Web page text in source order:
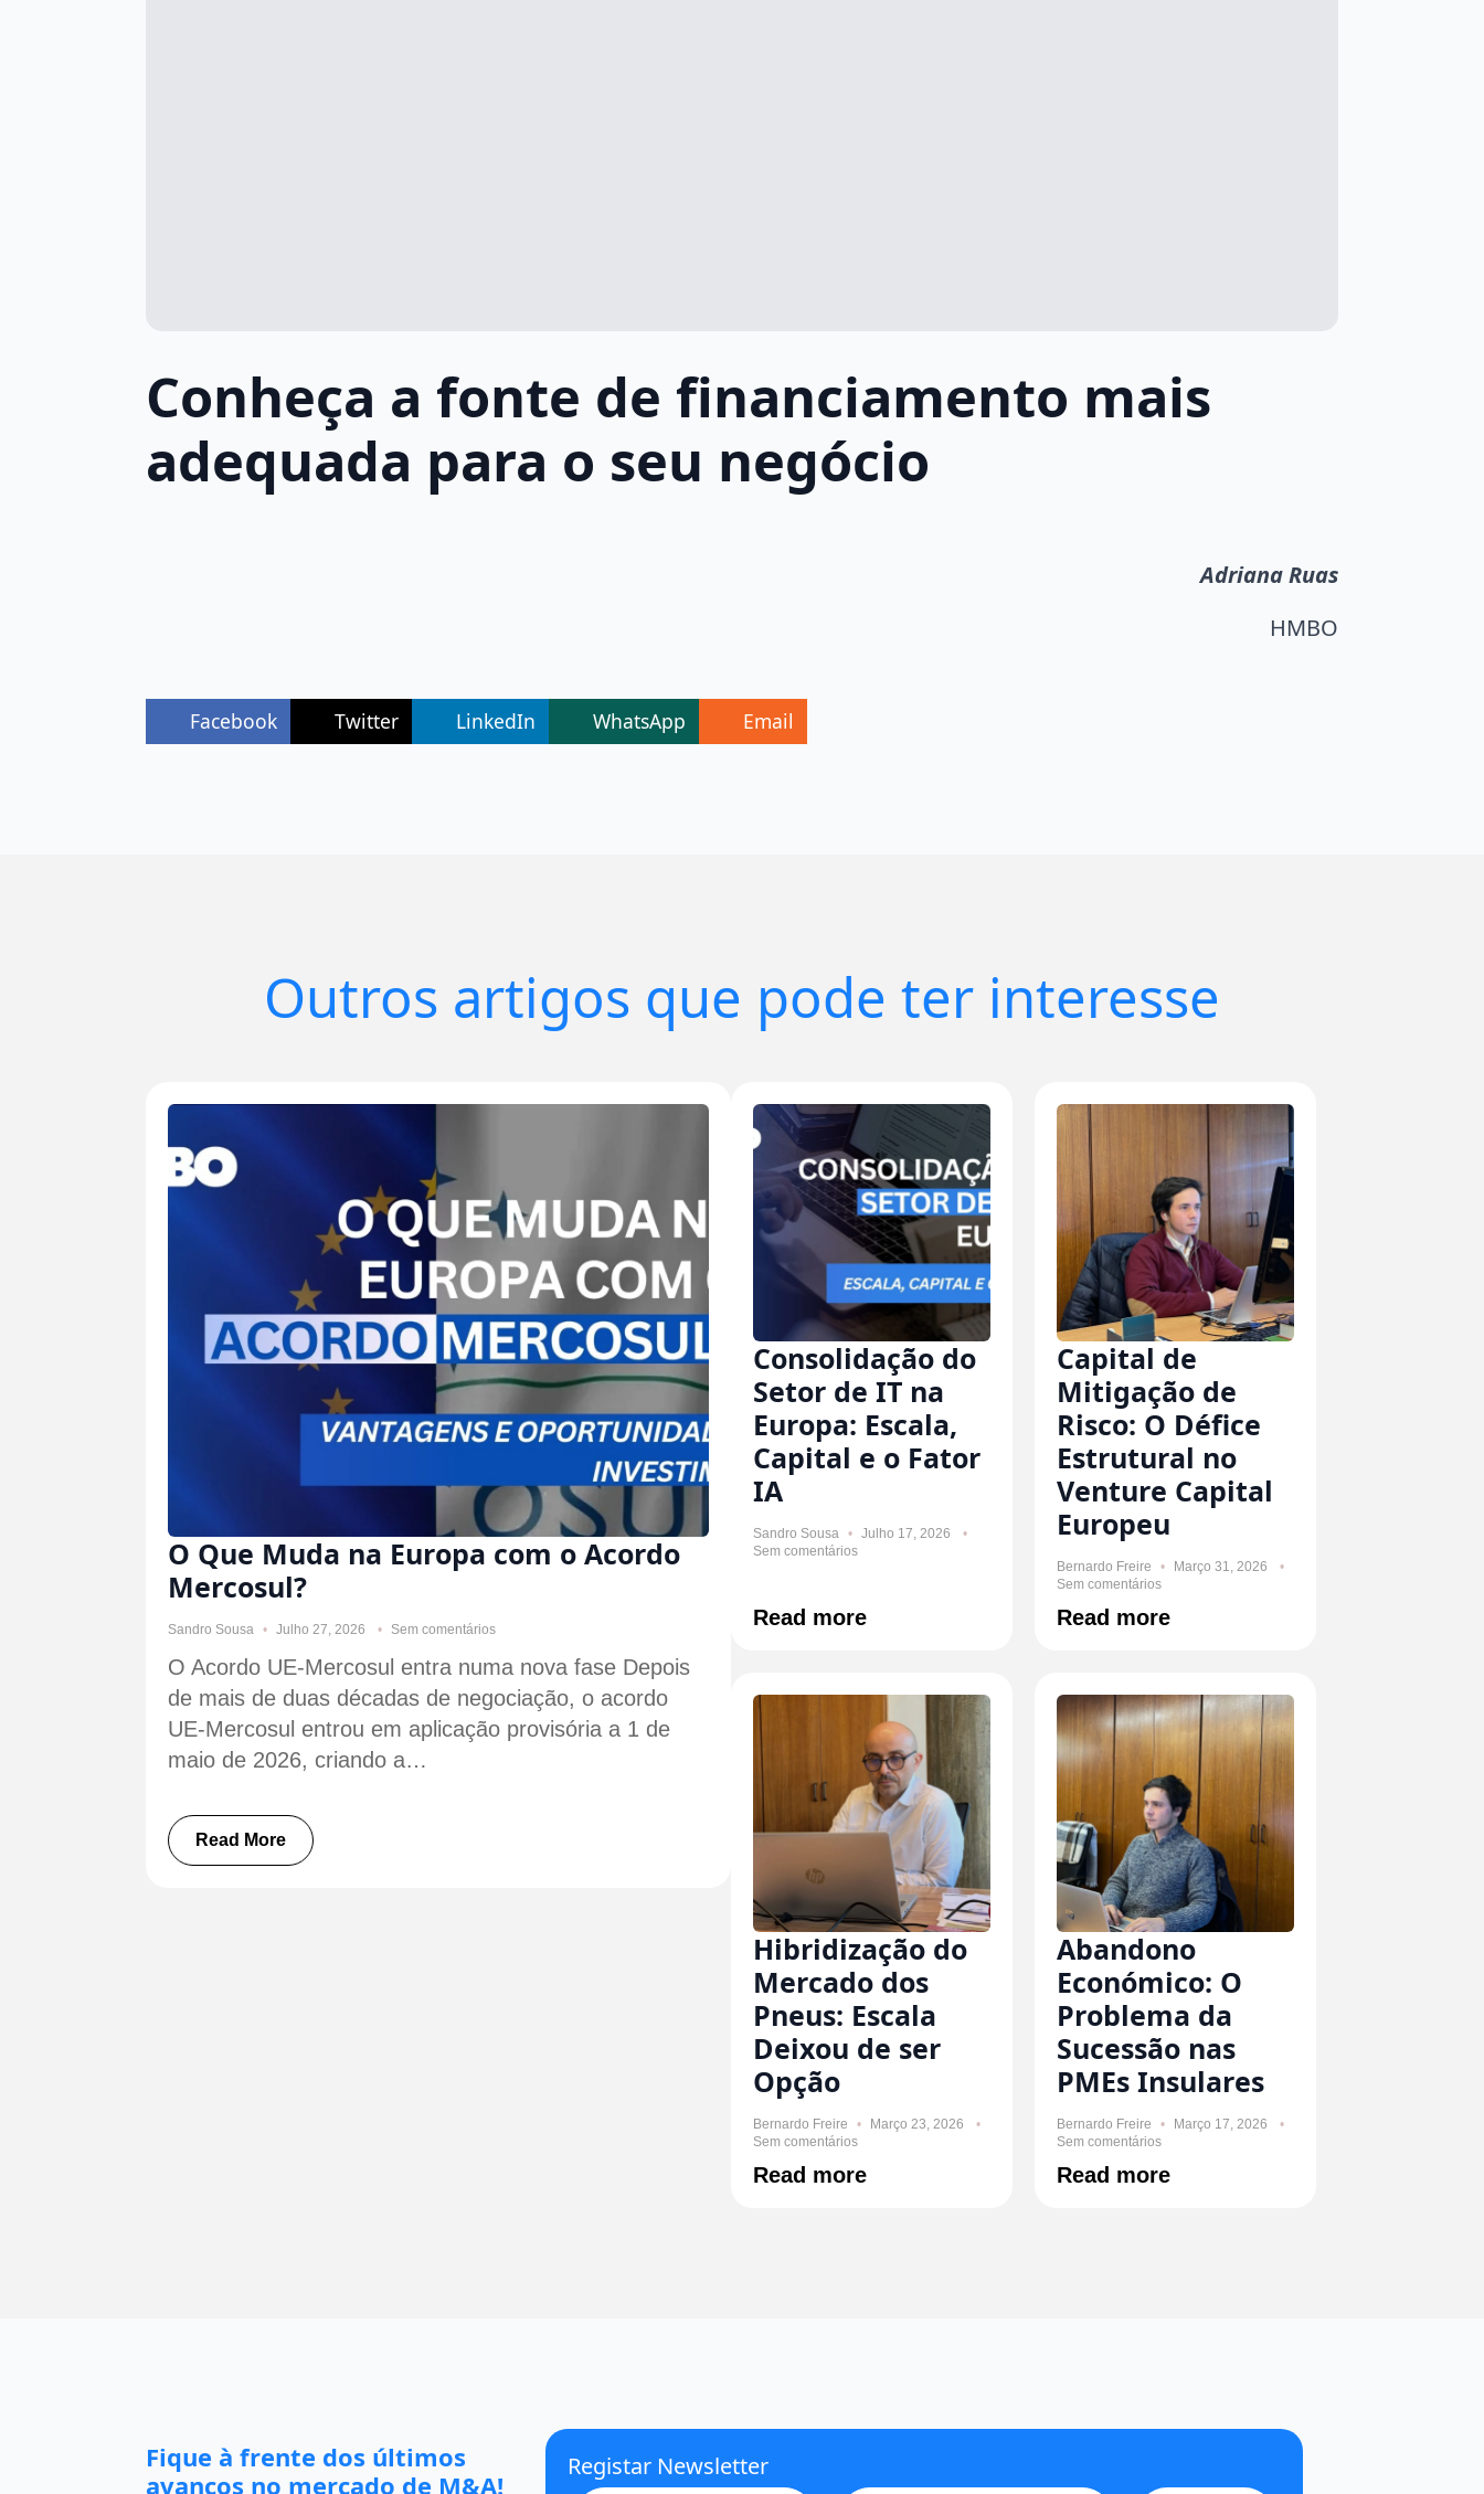
Conheça a fonte de financiamento mais
adequada para o seu negócio
Adriana Ruas
HMBO
Facebook Twitter LinkedIn WhatsApp Email
Outros artigos que pode ter interesse
O Que Muda na Europa com o Acordo
Mercosul?
Sandro Sousa Julho 27, 2026 Sem comentários
O Acordo UE-Mercosul entra numa nova fase Depois
de mais de duas décadas de negociação, o acordo
UE-Mercosul entrou em aplicação provisória a 1 de
maio de 2026, criando a…
Read More
Consolidação do
Setor de IT na
Europa: Escala,
Capital e o Fator
IA
Sandro Sousa
Julho 17, 2026
Sem comentários
Read more
Capital de
Mitigação de
Risco: O Défice
Estrutural no
Venture Capital
Europeu
Bernardo Freire
Março 31, 2026
Sem comentários
Read more
Hibridização do
Mercado dos
Pneus: Escala
Deixou de ser
Opção
Bernardo Freire
Março 23, 2026
Sem comentários
Read more
Abandono
Económico: O
Problema da
Sucessão nas
PMEs Insulares
Bernardo Freire
Março 17, 2026
Sem comentários
Read more
Fique à frente dos últimos
avanços no mercado de M&A!
Registar Newsletter